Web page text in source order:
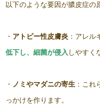
以下のような要因が膿皮症の
・ アトピー性皮膚炎 ：アレル
低下し、細菌が侵入 しやすく
・ ノミやマダニの寄生 ：これ
っかけを作ります。